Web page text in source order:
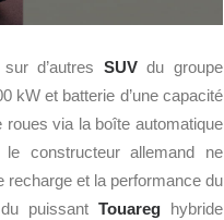
d’autres SUVdu groupe
kW et batterie d’une capacité
via la boîte automatique
constructeur allemand ne
recharge et la performance du
puissant Touareghybride